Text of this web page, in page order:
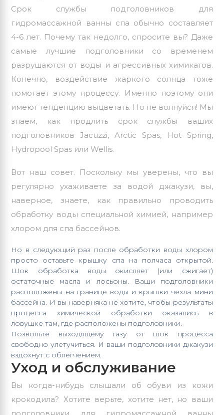
Срок службы подголовников для
гидромассажной ванны спа обычно составляет
4-6 лет. Почему так недолго, спросите вы? Даже
самые лучшие подголовники со временем
разрушаются от воды и агрессивных химикатов.
Конечно, воздействие жаркого солнца тоже
помогает этому процессу. Именно поэтому они
имеют тенденцию выцветать. Но не волнуйся! Мы
знаем, как продлить срок службы ваших
подголовников Jacuzzi, Arctic Spas,
Hot Spring,
Hydropool Spas или Wellis.
Вот наш совет. Поскольку мы уверены, что вы
регулярно ухаживаете за водой джакузи, вы,
наверное, знаете, как правильно проводить
обработку воды специальной химией, например
хлором для спа бассейнов.
Но в следующий раз после обработки воды хлором
просто оставьте крышку спа на полчаса открытой.
Шок обработка воды окисляет (или сжигает)
остаточные масла и лосьоны. Ваши подголовники
расположены на границе воды и крышки чехла мини
бассейна. И вы наверняка не хотите, чтобы результаты
процесса химической обработки оказались в
ловушке там, где расположены подголовники.
Позвольте выходящему газу от шок процесса
свободно улетучиться. И ваши подголовники джакузи
вздохнут с облегчением.
Уход и обслуживание
Вы когда-нибудь слышали об обуви из кожи
крокодила? Хотите верьте, хотите нет, но ваши